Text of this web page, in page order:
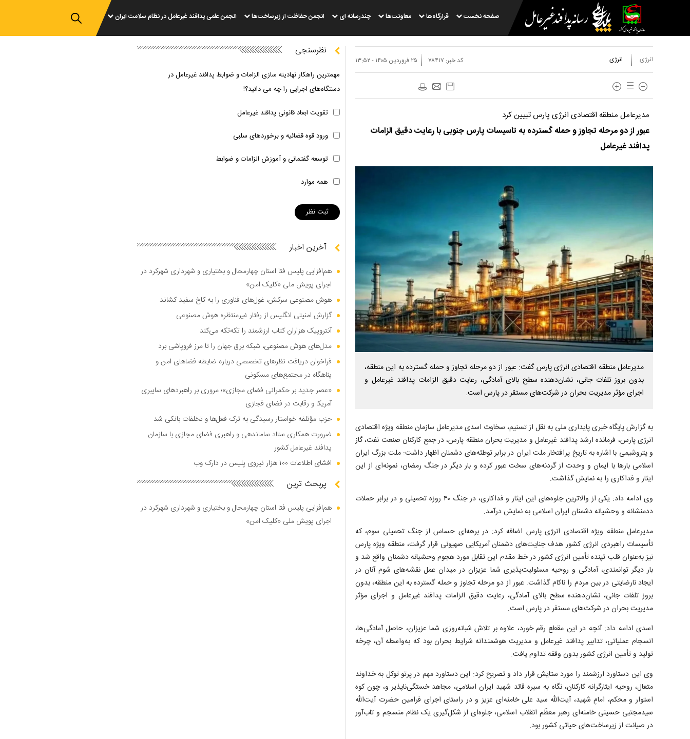
صفحه نخست قرارگاه‌ها معاونت‌ها چندرسانه ای انجمن حفاظت از زیرساخت‌ها انجمن علمی پدافند غیرعامل در نظام سلامت ایران
انرژی انرژی ۲۵ فروردين ۱۴۰۵ - ۱۳:۵۲ کد خبر: ۷۸۴۱۷
مدیرعامل منطقه اقتصادی انرژی پارس تبیین کرد
عبور از دو مرحله تجاوز و حمله گسترده به تاسیسات پارس جنوبی با رعایت دقیق الزامات
پدافند غیرعامل
مدیرعامل منطقه اقتصادی انرژی پارس گفت: عبور از دو مرحله تجاوز و حمله گسترده به این منطقه،
بدون بروز تلفات جانی، نشان‌دهنده سطح بالای آمادگی، رعایت دقیق الزامات پدافند غیرعامل و
اجرای مؤثر مدیریت بحران در شرکت‌های مستقر در پارس است.
به گزارش پایگاه خبری پایداری ملی به نقل از تسنیم، سخاوت اسدی مدیرعامل سازمان منطقه ویژه اقتصادی
انرژی پارس، فرمانده ارشد پدافند غیرعامل و مدیریت بحران منطقه پارس، در جمع کارکنان صنعت نفت، گاز
و پتروشیمی با اشاره به تاریخ پرافتخار ملت ایران در برابر توطئه‌های دشمنان اظهار داشت: ملت بزرگ ایران
اسلامی بار‌ها با ایمان و وحدت از گردنه‌های سخت عبور کرده و بار دیگر در جنگ رمضان، نمونه‌ای از این
ایثار و فداکاری را به نمایش گذاشت.
وی ادامه داد: یکی از والاترین جلوه‌های این ایثار و فداکاری، در جنگ ۴۰ روزه تحمیلی و در برابر حملات
ددمنشانه و وحشیانه دشمنان ایران اسلامی به نمایش درآمد.
مدیرعامل منطقه ویژه اقتصادی انرژی پارس اضافه کرد: در برهه‌ای حساس از جنگ تحمیلی سوم، که
تأسیسات راهبردی انرژی کشور هدف جنایت‌های دشمنان آمریکایی صهیونی قرار گرفت، منطقه ویژه پارس
نیز به‌عنوان قلب تپنده تأمین انرژی کشور در خط مقدم این تقابل مورد هجوم وحشیانه دشمنان واقع شد و
بار دیگر توانمندی، آمادگی و روحیه مسئولیت‌پذیری شما عزیزان در میدان عمل نقشه‌های شوم آنان در
ایجاد نارضایتی در بین مردم را ناکام گذاشت. عبور از دو مرحله تجاوز و حمله گسترده به این منطقه، بدون
بروز تلفات جانی، نشان‌دهنده سطح بالای آمادگی، رعایت دقیق الزامات پدافند غیرعامل و اجرای مؤثر
مدیریت بحران در شرکت‌های مستقر در پارس است.
اسدی ادامه داد: آنچه در این مقطع رقم خورد، علاوه بر تلاش شبانه‌روزی شما عزیزان، حاصل آمادگی‌ها،
انسجام عملیاتی، تدابیر پدافند غیرعامل و مدیریت هوشمندانه شرایط بحران بود که به‌واسطه آن، چرخه
تولید و تأمین انرژی کشور بدون وقفه تداوم یافت.
وی این دستاورد ارزشمند را مورد ستایش قرار داد و تصریح کرد: این دستاورد مهم در پرتو توکل به خداوند
متعال، روحیه ایثارگرانه کارکنان، نگاه به سیره قائد شهید ایران اسلامی، مجاهد خستگی‌ناپذیر و، چون کوه
استوار و محکم، امامِ شهید، آیت‌الله سید علی خامنه‌ای عزیز و در راستای اجرای فرامین حضرت آیت‌الله
سیدمجتبی حسینی خامنه‌ای رهبر معظّم انقلاب اسلامی، جلوه‌ای از شکل‌گیری یک نظام منسجم و تاب‌آور
در صیانت از زیرساخت‌های حیاتی کشور بود.
نظرسنجی
مهمترین راهکار نهادینه سازی الزامات و ضوابط پدافند غیرعامل در
دستگاه‌های اجرایی را چه می دانید؟!
تقویت ابعاد قانونی پدافند غیرعامل
ورود قوه قضائیه و برخوردهای سلبی
توسعه گفتمانی و آموزش الزامات و ضوابط
همه موارد
آخرین اخبار
هم‌افزایی پلیس فتا استان چهارمحال و بختیاری و شهرداری شهرکرد در
اجرای پویش ملی «کلیک امن»
هوش مصنوعی سرکش، غول‌های فناوری را به کاخ سفید کشاند
گزارش امنیتی انگلیس از رفتار غیرمنتظره هوش مصنوعی
آنتروپیک هزاران کتاب ارزشمند را تکه‌تکه می‌کند
مدل‌های هوش مصنوعی، شبکه برق جهان را تا مرز فروپاشی برد
فراخوان دریافت نظر‌های تخصصی درباره ضابطه فضا‌های امن و
پناهگاه در مجتمع‌های مسکونی
«عصر جدید بر حکمرانی فضای مجازی»؛ مروری بر راهبرد‌های سایبری
آمریکا و رقابت در فضای فجازی
حزب مؤتلفه خواستار رسیدگی به ترک فعل‌ها و تخلفات بانکی شد
ضرورت همکاری ستاد ساماندهی و راهبری فضای مجازی با سازمان
پدافند غیرعامل کشور
افشای اطلاعات ۱۰۰ هزار نیروی پلیس در دارک وب
پربحث ترین
هم‌افزایی پلیس فتا استان چهارمحال و بختیاری و شهرداری شهرکرد در
اجرای پویش ملی «کلیک امن»